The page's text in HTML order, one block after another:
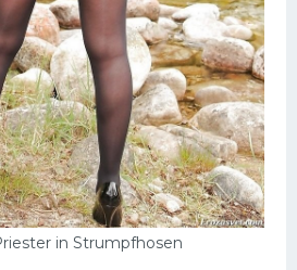
in Strumpfhosen